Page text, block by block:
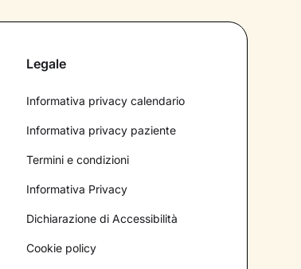
Legale
Informativa privacy calendario
Informativa privacy paziente
Termini e condizioni
Informativa Privacy
Dichiarazione di Accessibilità
Cookie policy